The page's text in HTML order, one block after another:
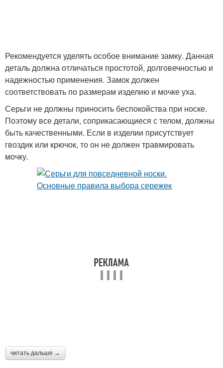
Рекомендуется уделять особое внимание замку. Данная
деталь должна отличаться простотой, долговечностью и
надежностью применения. Замок должен
соответствовать по размерам изделию и мочке уха.
Серьги не должны приносить беспокойства при носке.
Поэтому все детали, соприкасающиеся с телом, должны
быть качественными. Если в изделии присутствует
гвоздик или крючок, то он не должен травмировать
мочку.
читать дальше →